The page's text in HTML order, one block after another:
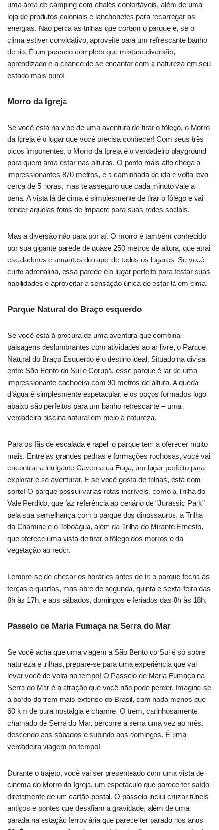
uma área de camping com chalés confortáveis, além de uma
loja de produtos coloniais e lanchonetes para recarregar as
energias. Não perca as trilhas que cortam o parque e, se o
clima estiver convidativo, aproveite para um refrescante banho
de rio. É um passeio completo que mistura diversão,
aprendizado e a chance de se encantar com a natureza em seu
estado mais puro!
Morro da Igreja
Se você está na vibe de uma aventura de tirar o fôlego, o Morro
da Igreja é o lugar que você precisa conhecer! Com seus três
picos imponentes, o Morro da Igreja é o verdadeiro playground
para quem ama estar nas alturas. O ponto mais alto chega a
impressionantes 870 metros, e a caminhada de ida e volta leva
cerca de 5 horas, mas te asseguro que cada minuto vale a
pena. A vista lá de cima é simplesmente de tirar o fôlego e vai
render aquelas fotos de impacto para suas redes sociais.
Mas a diversão não para por aí. O morro é também conhecido
por sua gigante parede de quase 250 metros de altura, que atrai
escaladores e amantes do rapel de todos os lugares. Se você
curte adrenalina, essa parede é o lugar perfeito para testar suas
habilidades e aproveitar a sensação única de estar lá em cima.
Parque Natural do Braço esquerdo
Se você está à procura de uma aventura que combina
paisagens deslumbrantes com atividades ao ar livre, o Parque
Natural do Braço Esquerdo é o destino ideal. Situado na divisa
entre São Bento do Sul e Corupá, esse parque é lar de uma
impressionante cachoeira com 90 metros de altura. A queda
d’água é simplesmente espetacular, e os poços formados logo
abaixo são perfeitos para um banho refrescante – uma
verdadeira piscina natural em meio à natureza.
Para os fãs de escalada e rapel, o parque tem a oferecer muito
mais. Entre as grandes pedras e formações rochosas, você vai
encontrar a intrigante Caverna da Fuga, um lugar perfeito para
explorar e se aventurar. E se você gosta de trilhas, está com
sorte! O parque possui várias rotas incríveis, como a Trilha do
Vale Perdido, que faz referência ao cenário de “Jurassic Park”
pela sua semelhança com o parque dos dinossauros, a Trilha
da Chaminé e o Toboágua, além da Trilha do Mirante Ernesto,
que oferece uma vista de tirar o fôlego dos morros e da
vegetação ao redor.
Lembre-se de checar os horários antes de ir: o parque fecha às
terças e quartas, mas abre de segunda, quinta e sexta-feira das
8h às 17h, e aos sábados, domingos e feriados das 8h às 18h.
Passeio de Maria Fumaça na Serra do Mar
Se você acha que uma viagem a São Bento do Sul é só sobre
natureza e trilhas, prepare-se para uma experiência que vai
levar você de volta no tempo! O Passeio de Maria Fumaça na
Serra do Mar é a atração que você não pode perder. Imagine-se
a bordo do trem mais extenso do Brasil, com nada menos que
60 km de pura nostalgia e charme. O trem, carinhosamente
chamado de Serra do Mar, percorre a serra uma vez ao mês,
descendo aos sábados e subindo aos domingos. É uma
verdadeira viagem no tempo!
Durante o trajeto, você vai ser presenteado com uma vista de
cinema do Morro da Igreja, um espetáculo que parece ter saído
diretamente de um cartão-postal. O passeio inclui cruzar túneis
antigos e pontes que desafiam a gravidade, além de uma
parada na estação ferroviária que parece ter parado nos anos